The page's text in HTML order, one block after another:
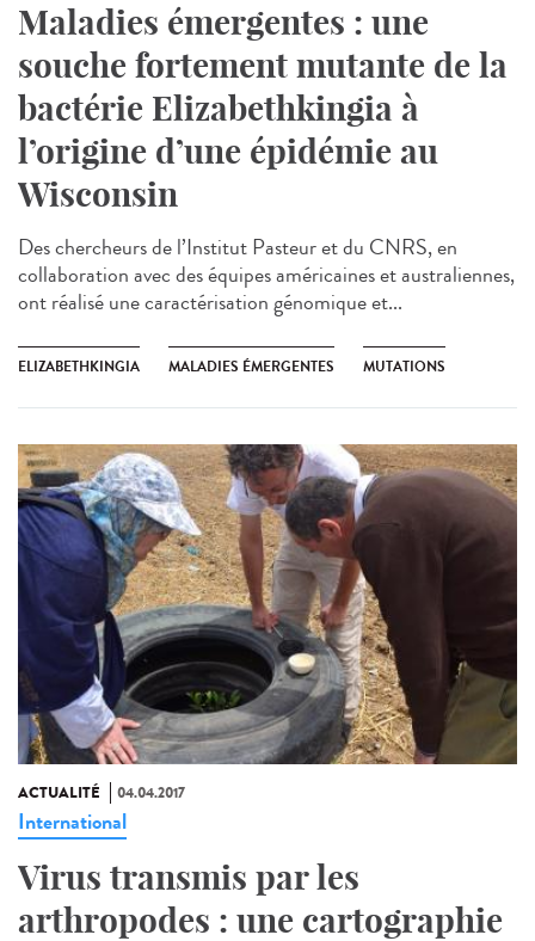
Maladies émergentes : une
souche fortement mutante de la
bactérie Elizabethkingia à
l’origine d’une épidémie au
Wisconsin
Des chercheurs de l’Institut Pasteur et du CNRS, en
collaboration avec des équipes américaines et australiennes,
ont réalisé une caractérisation génomique et...
ELIZABETHKINGIA MALADIES ÉMERGENTES MUTATIONS
ACTUALITÉ 04.04.2017
International
Virus transmis par les
arthropodes : une cartographie